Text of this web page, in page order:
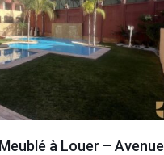
à Louer – Avenue